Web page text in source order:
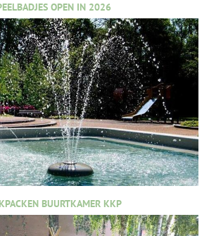
OPEN IN 2026
BUURTKAMER KKP